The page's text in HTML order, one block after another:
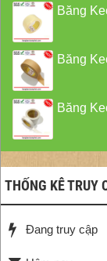
Băng
Băng
Băng
THỐNG KÊ TRUY
Đang truy cập